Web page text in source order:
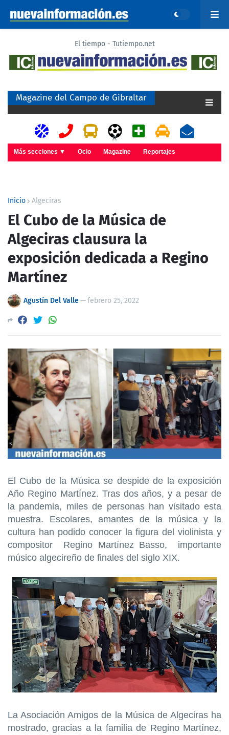
El tiempo - Tutiempo.net
Magazine del Campo de Gibraltar
A
Más secciones ▼ Ocio Magazine Reportajes
Inicio Algeciras
El Cubo de la Música de
Algeciras clausura la
exposición dedicada a Regino
Martínez
Agustín Del Valle—febrero 25, 2022
El Cubo de la Música se despide de la exposición
Año Regino Martínez. Tras dos años, y a pesar de
la pandemia, miles de personas han visitado esta
muestra. Escolares, amantes de la música y la
cultura han podido conocer la figura del violinista y
compositor Regino Martínez Basso, importante
músico algecireño de finales del siglo XIX.
La Asociación Amigos de la Música de Algeciras ha
mostrado, gracias a la familia de Regino Martínez,